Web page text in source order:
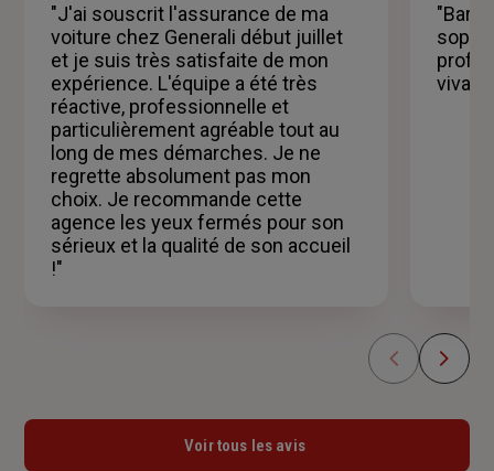
étoiles
"J'ai souscrit l'assurance de ma
voiture chez Generali début juillet
et je suis très satisfaite de mon
expérience. L'équipe a été très
réactive, professionnelle et
particulièrement agréable tout au
long de mes démarches. Je ne
regrette absolument pas mon
choix. Je recommande cette
agence les yeux fermés pour son
sérieux et la qualité de son accueil
!"
Voir tous les avis